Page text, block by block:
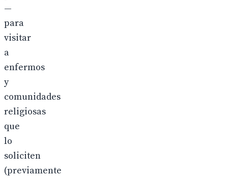
—
para
visitar
a
enfermos
y
comunidades
religiosas
que
lo
soliciten
(previamente